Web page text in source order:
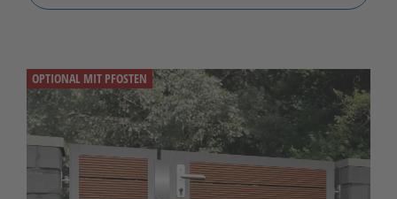
OPTIONAL MIT PFOSTEN